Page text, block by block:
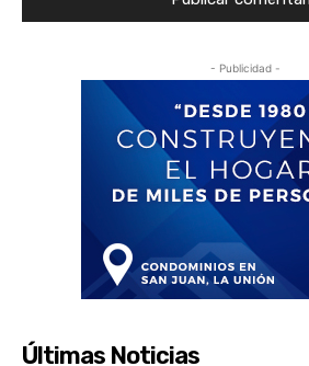
- Publicidad -
Últimas Noticias